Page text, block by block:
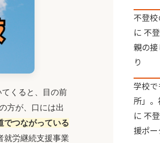
くると、目の前
方が、口には出
でつながっている
就労継続支援事業
不登
に 不
親の
り
学校
所」
に 不
援ポ